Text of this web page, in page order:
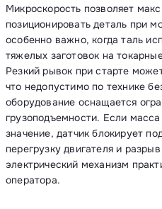
Микроскорость позволяет
позиционировать деталь при
особенно важно, когда таль
тяжелых заготовок на
Резкий рывок при старте
что недопустимо по технике
оборудование оснащается
грузоподъемности. Если
значение, датчик блокирует
перегрузку двигателя и
электрический механизм
оператора.